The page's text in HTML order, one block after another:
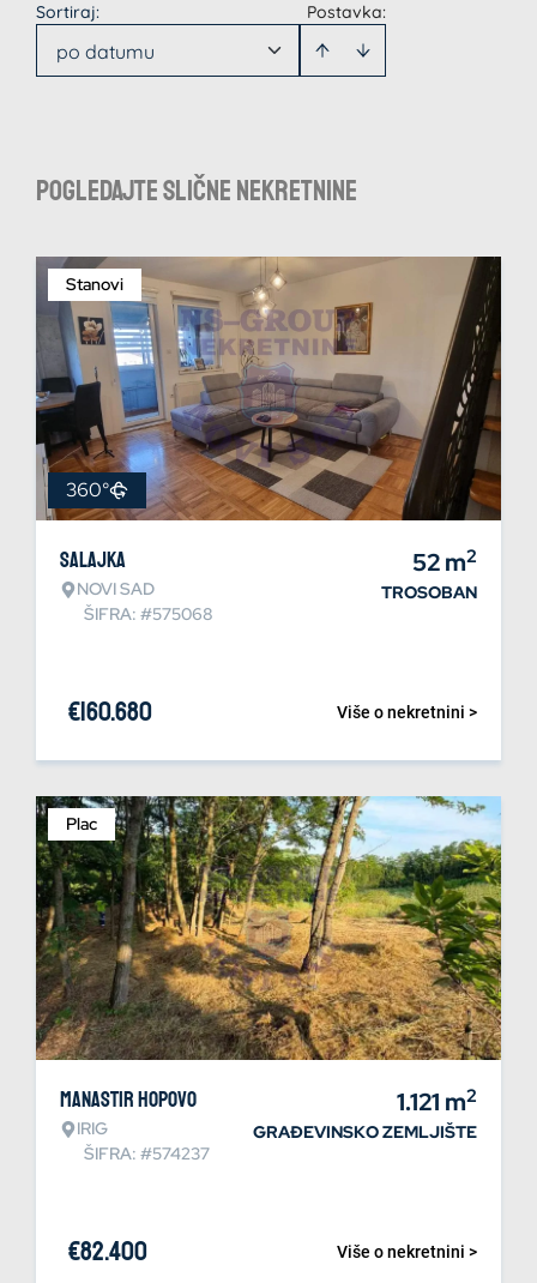
Postavka:
Sortiraj:
po datumu
Pogledajte slične nekretnine
Stanovi
360°
Salajka
NOVI SAD
ŠIFRA: #575068
52m2
TROSOBAN
Više o nekretnini >
€160.680
Plac
Manastir Hopovo
IRIG
ŠIFRA: #574237
1.121 m2
GRAĐEVINSKO ZEMLJIŠTE
Više o nekretnini >
€82.400